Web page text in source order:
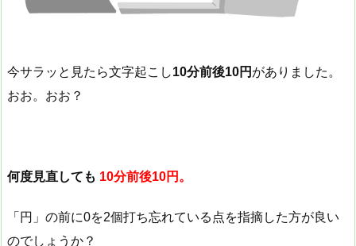
今サラッと見たら文字起こし10分前後10円 がありました。
おお。おお？
何度見直しても 10分前後10円。
「円」の前に0を2個打ち忘れている点を指摘した方が良い
のでしょうか？